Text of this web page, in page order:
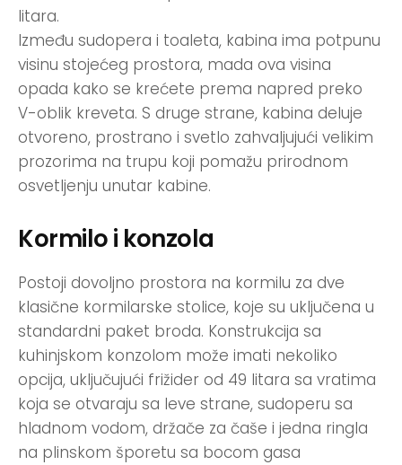
litara.
Između sudopera i toaleta, kabina ima potpunu
visinu stojećeg prostora, mada ova visina
opada kako se krećete prema napred preko
V-oblik kreveta. S druge strane, kabina deluje
otvoreno, prostrano i svetlo zahvaljujući velikim
prozorima na trupu koji pomažu prirodnom
osvetljenju unutar kabine.
Kormilo i konzola
Postoji dovoljno prostora na kormilu za dve
klasične kormilarske stolice, koje su uključena u
standardni paket broda. Konstrukcija sa
kuhinjskom konzolom može imati nekoliko
opcija, uključujući frižider od 49 litara sa vratima
koja se otvaraju sa leve strane, sudoperu sa
hladnom vodom, držače za čaše i jedna ringla
na plinskom šporetu sa bocom gasa